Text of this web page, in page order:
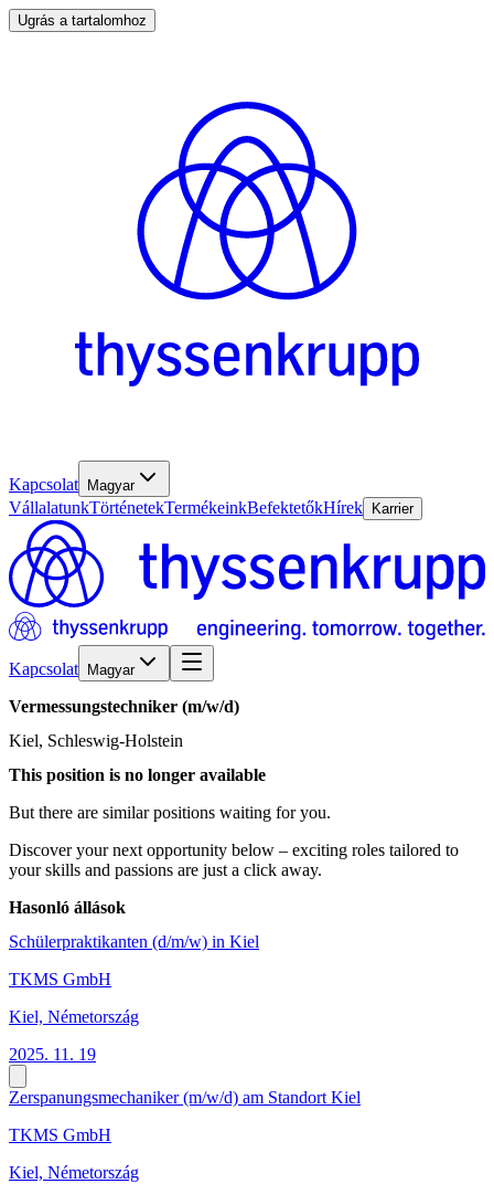
Ugrás a tartalomhoz
Kapcsolat Magyar
VállalatunkTörténetekTermékeinkBefektetőkHírek Karrier
Kapcsolat Magyar
Vermessungstechniker (m/w/d)
Kiel, Schleswig-Holstein
This position is no longer available
But there are similar positions waiting for you.
Discover your next opportunity below – exciting roles tailored to
your skills and passions are just a click away.
Hasonló állások
Schülerpraktikanten (d/m/w) in Kiel
TKMS GmbH
Kiel, Németország
2025. 11. 19
Zerspanungsmechaniker (m/w/d) am Standort Kiel
TKMS GmbH
Kiel, Németország